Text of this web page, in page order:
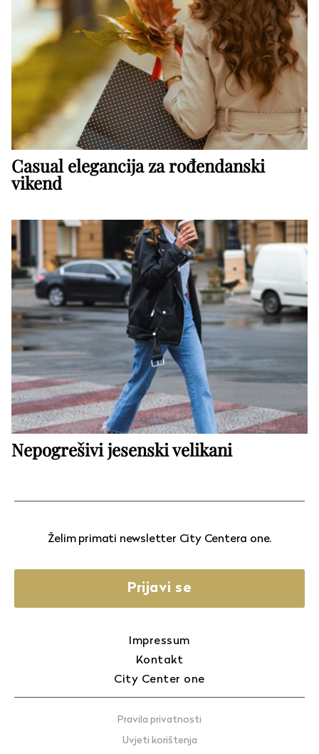
Casual elegancija za rođendanski
vikend
Nepogrešivi jesenski velikani
Želim primati newsletter City Centera one.
Prijavi se
Impressum
Kontakt
City Center one
Pravila privatnosti
Uvjeti korištenja